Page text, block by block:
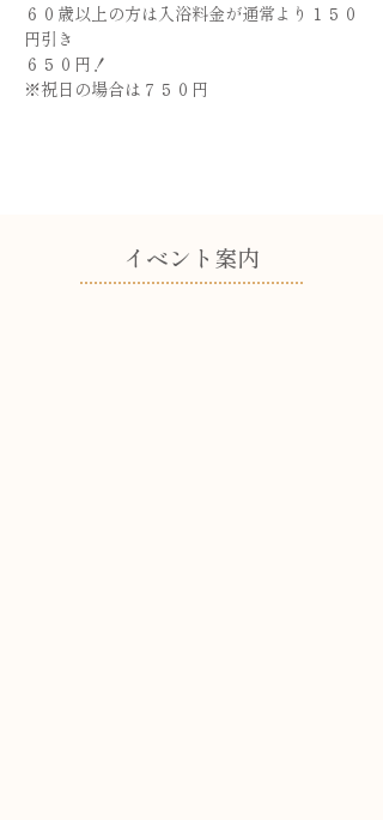
６０歳以上の方は入浴料金が通常より１５０
円引き
６５０円！
※祝日の場合は７５０円
​イベント案内